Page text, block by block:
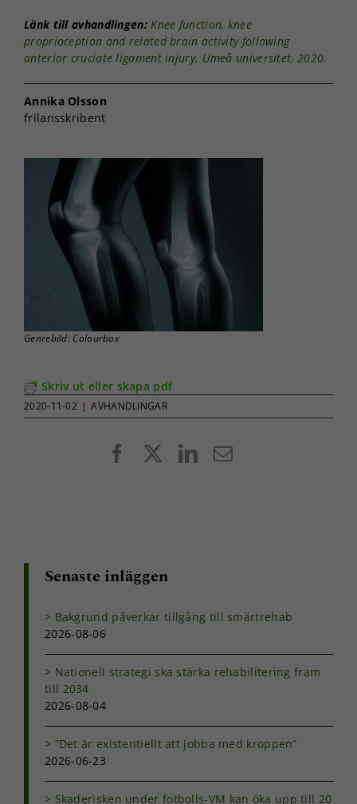
Länk till avhandlingen:Knee function, knee
proprioception and related brain activity following
anterior cruciate ligament injury. Umeå universitet, 2020.
Annika Olsson
frilansskribent
Genrebild: Colourbox
Skriv ut eller skapa pdf
2020-11-02 | AVHANDLINGAR
FacebookLinkedIn
E-
Senaste inläggen
Bakgrund påverkar tillgång till smärtrehab
2026-08-06
Nationell strategi ska stärka rehabilitering fram
till 2034
2026-08-04
”Det är existentiellt att jobba med kroppen”
2026-06-23
Skaderisken under fotbolls-VM kan öka upp till 20